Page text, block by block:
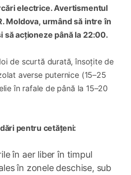
electrice. Avertismentul
Moldova, urmând să intre în
să acționeze până la 22:00.
de scurtă durată, însoțite de
averse puternice (15–25
în rafale de până la 15–20
pentru cetățeni:
în aer liber în timpul
în zonele deschise, sub